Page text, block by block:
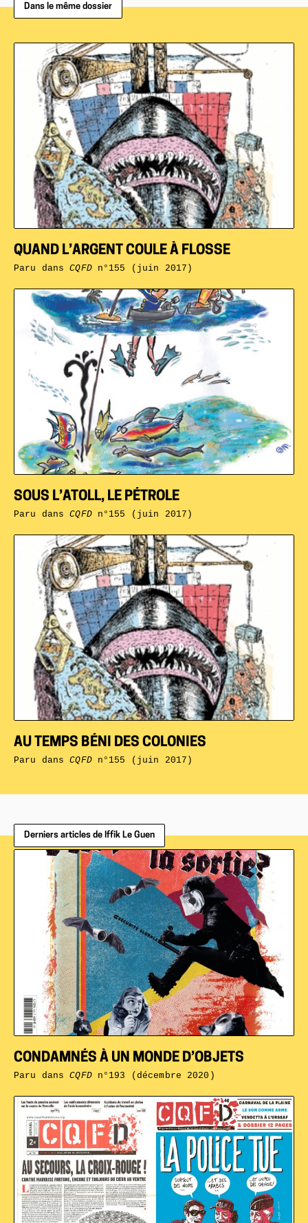
Dans le même dossier
AU TEMPS BÉNI DES COLONIES
Paru dansCQFDn°155 (juin 2017)
SOUS L’ATOLL, LE PÉTROLE
Paru dansCQFDn°155 (juin 2017)
QUAND L’ARGENT COULE À FLOSSE
Paru dansCQFDn°155 (juin 2017)
Derniers articles de Iffik Le Guen
CONDAMNÉS À UN MONDE D’OBJETS
Paru dansCQFDn°193 (décembre 2020)